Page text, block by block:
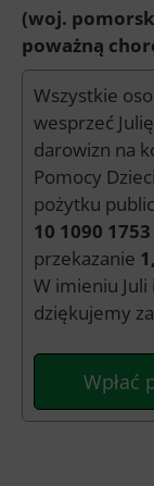
(woj.
poważną
Wszystkie
wesprzeć
darowizn na
Pomocy
pożytku
10 1090
przekazanie
W imieniu
dziękujemy
Wpłać